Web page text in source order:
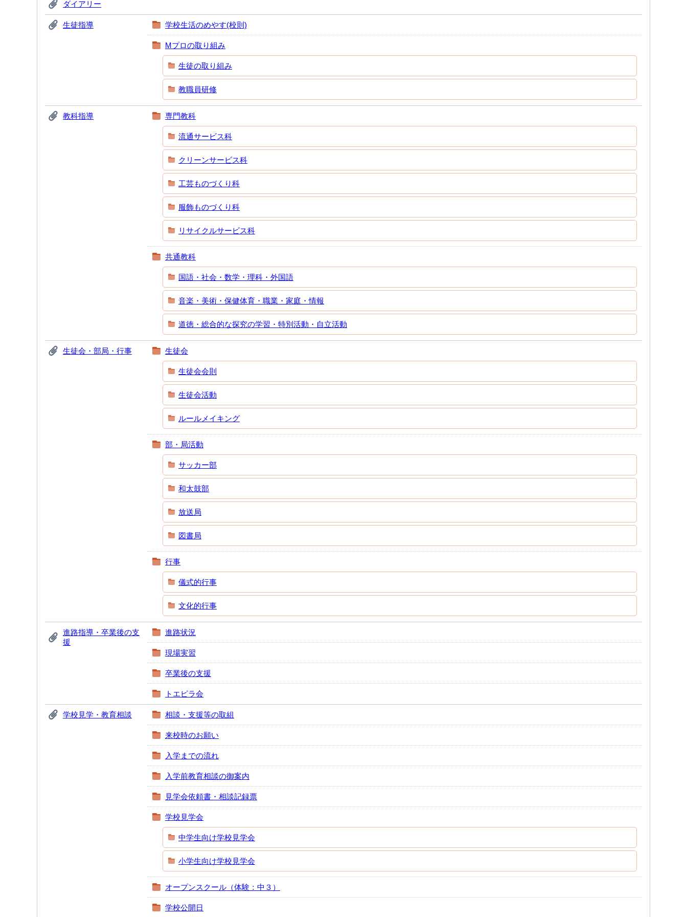
ダイアリー
生徒指導 学校生活のめやす(校則)
Mプロの取り組み
生徒の取り組み
教職員研修
教科指導 専門教科
流通サービス科
クリーンサービス科
工芸ものづくり科
服飾ものづくり科
リサイクルサービス科
共通教科
国語・社会・数学・理科・外国語
音楽・美術・保健体育・職業・家庭・情報
道徳・総合的な探究の学習・特別活動・自立活動
生徒会・部局・行事 生徒会
生徒会会則
生徒会活動
ルールメイキング
部・局活動
サッカー部
和太鼓部
放送局
図書局
行事
儀式的行事
文化的行事
進路指導・卒業後の支
援
進路状況
現場実習
卒業後の支援
トエピラ会
学校見学・教育相談 相談・支援等の取組
来校時のお願い
入学までの流れ
入学前教育相談の御案内
見学会依頼書・相談記録票
学校見学会
中学生向け学校見学会
小学生向け学校見学会
オープンスクール（体験：中３）
学校公開日